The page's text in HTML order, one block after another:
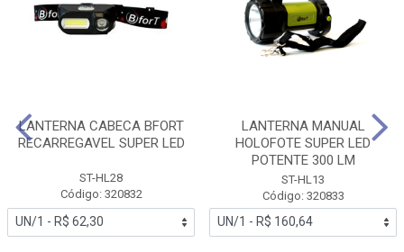
LANTERNA CABECA BFORT
RECARREGAVEL SUPER LED
ST-HL28
Código: 320832
LANTERNA MANUAL
HOLOFOTE SUPER LED
POTENTE 300 LM
ST-HL13
Código: 320833